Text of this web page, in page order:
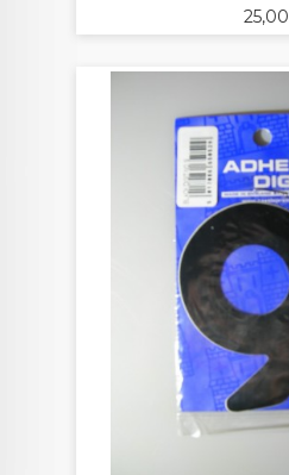
Pris
25,00